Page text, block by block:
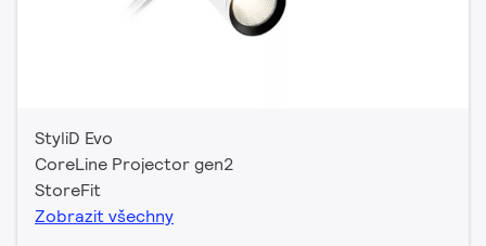
StyliD Evo
CoreLine Projector gen2
StoreFit
Zobrazit všechny